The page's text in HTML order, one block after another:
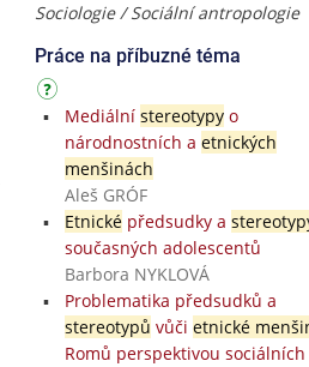
Sociologie / Sociální antropologie
Práce na příbuzné téma
Mediální stereotypyo
národnostních a etnických
menšinách
Aleš GRÓF
Etnicképředsudky a
současných adolescentů
Barbora NYKLOVÁ
Problematika předsudků a
stereotypů vůči etnické
Romů perspektivou sociálních